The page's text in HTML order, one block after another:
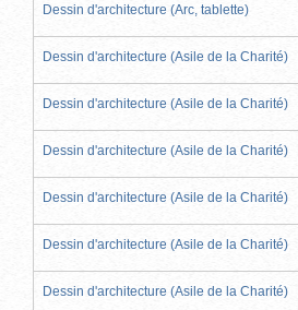
Dessin d'architecture (Arc, tablette)
Dessin d'architecture (Asile de la Charité)
Dessin d'architecture (Asile de la Charité)
Dessin d'architecture (Asile de la Charité)
Dessin d'architecture (Asile de la Charité)
Dessin d'architecture (Asile de la Charité)
Dessin d'architecture (Asile de la Charité)